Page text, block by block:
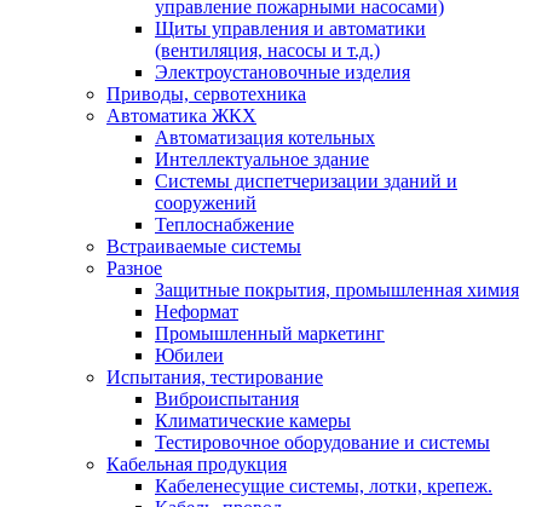
управление пожарными насосами)
Щиты управления и автоматики
(вентиляция, насосы и т.д.)
Электроустановочные изделия
Приводы, сервотехника
Автоматика ЖКХ
Автоматизация котельных
Интеллектуальное здание
Системы диспетчеризации зданий и
сооружений
Теплоснабжение
Встраиваемые системы
Разное
Защитные покрытия, промышленная химия
Неформат
Промышленный маркетинг
Юбилеи
Испытания, тестирование
Виброиспытания
Климатические камеры
Тестировочное оборудование и системы
Кабельная продукция
Кабеленесущие системы, лотки, крепеж.